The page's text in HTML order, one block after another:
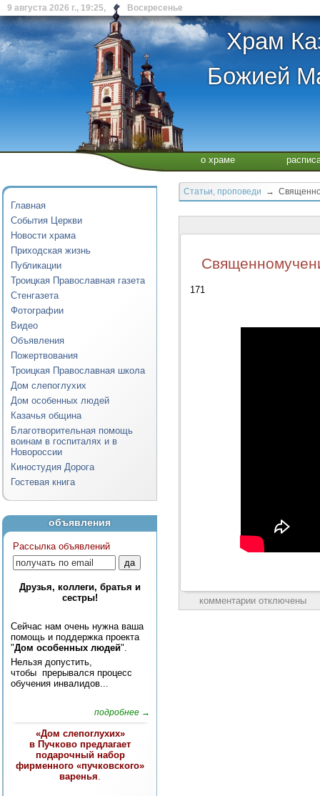
9 августа 2026 г., 19:25, Воскресенье
Храм
Божией
о храме
Главная
События Церкви
Новости храма
Приходская жизнь
Публикации
Троицкая Православная газета
Стенгазета
Фотографии
Видео
Объявления
Пожертвования
Троицкая Православная школа
Дом слепоглухих
Дом особенных людей
Казачья община
Благотворительная помощь
воинам в госпиталях и в
Новороссии
Киностудия Дорога
Гостевая книга
объявления
Рассылка объявлений
Друзья, коллеги, братья и
сестры!
Сейчас нам очень нужна ваша
помощь и поддержка проекта
"Дом особенных людей".
Нельзя допустить,
чтобы прерывался процесс
обучения инвалидов...
подробнее →
«Дом слепоглухих»
в Пучково предлагает
подарочный набор
фирменного «пучковского»
варенья.
Статьи, проповеди →
171
комментарии отключены